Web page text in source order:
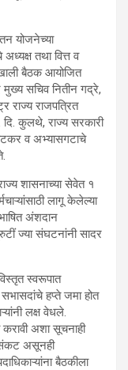
योजनेच्या
तथा वित्त व
बैठक आयोजित
मुख्य सचिव नितीन गद्रे,
राज्य राजपत्रित
कुलथे, राज्य सरकारी
व अभ्यासगटाचे
शासनाच्या सेवेत १
लागू केलेल्या
अंशदान
ज्या संघटनांनी सादर
स्वरूपात
सभासदांचे हप्ते जमा होत
लक्ष वेधले.
करावी अशा सूचनाही
संकट असूनही
बैठकीला